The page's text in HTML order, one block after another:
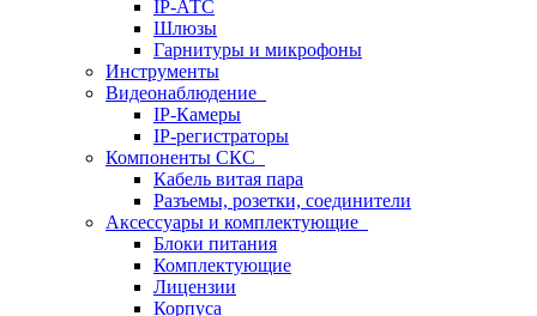
IP-АТС
Шлюзы
Гарнитуры и микрофоны
Инструменты
Видеонаблюдение
IP-Камеры
IP-регистраторы
Компоненты СКС
Кабель витая пара
Разъемы, розетки, соединители
Аксессуары и комплектующие
Блоки питания
Комплектующие
Лицензии
Корпуса